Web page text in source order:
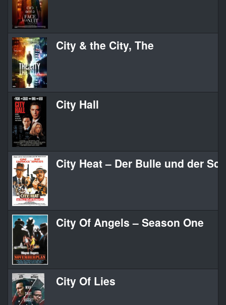
City & the City, The
City Hall
City Heat – Der Bulle und der
City Of Angels – Season One
City Of Lies